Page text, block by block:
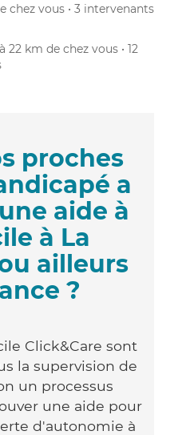
chez vous • 3 intervenants
à 22 km de chez vous • 12
proches
a
aide à
à La
ailleurs
?
Click&Care sont
la supervision de
un processus
une aide pour
d'autonomie à